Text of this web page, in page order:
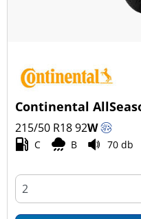
Continental
215/50 R1892W
C B 70 db